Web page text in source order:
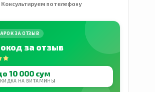
Консультируем по телефону
ЗА ОТЗЫВ
за отзыв
10 000 сум
НА ВИТАМИНЫ